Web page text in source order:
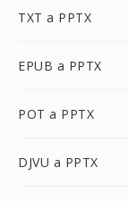
TXT a PPTX
EPUB a PPTX
POT a PPTX
DJVU a PPTX